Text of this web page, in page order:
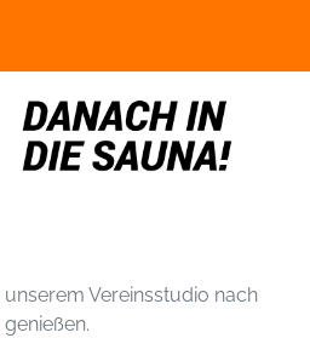
Vereinsstudio nach